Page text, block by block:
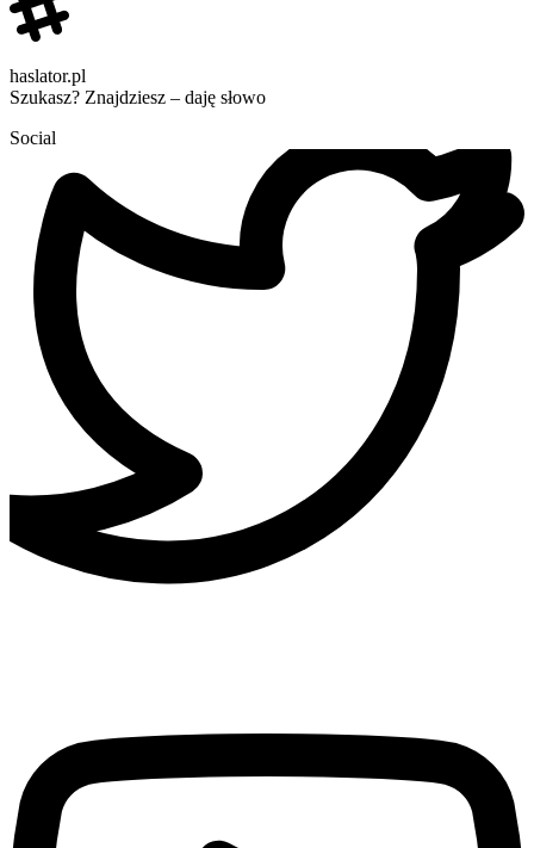
haslator.pl
Szukasz? Znajdziesz – daję słowo
Social